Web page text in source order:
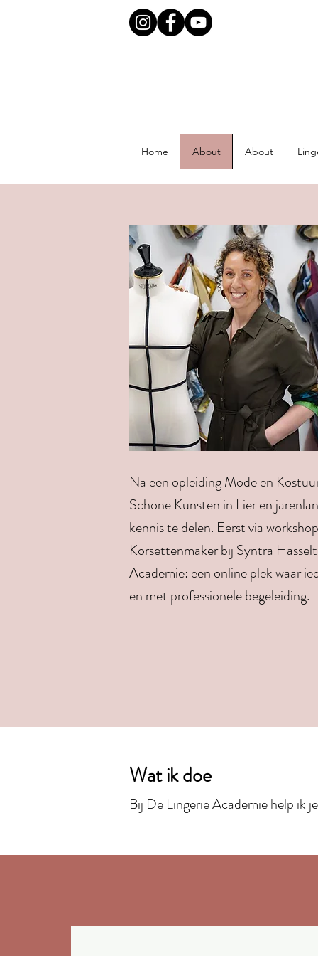
Home About About
Na een opleiding Mode en
Schone Kunsten in Lier en
kennis te delen. Eerst via
Korsettenmaker bij Syntra
Academie: een online plek waar
en met professionele begeleiding.
Wat ik doe
Bij De Lingerie Academie help ik